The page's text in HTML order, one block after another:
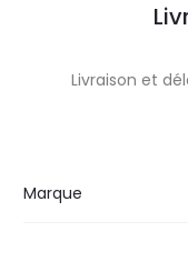
Livraison et
Marque